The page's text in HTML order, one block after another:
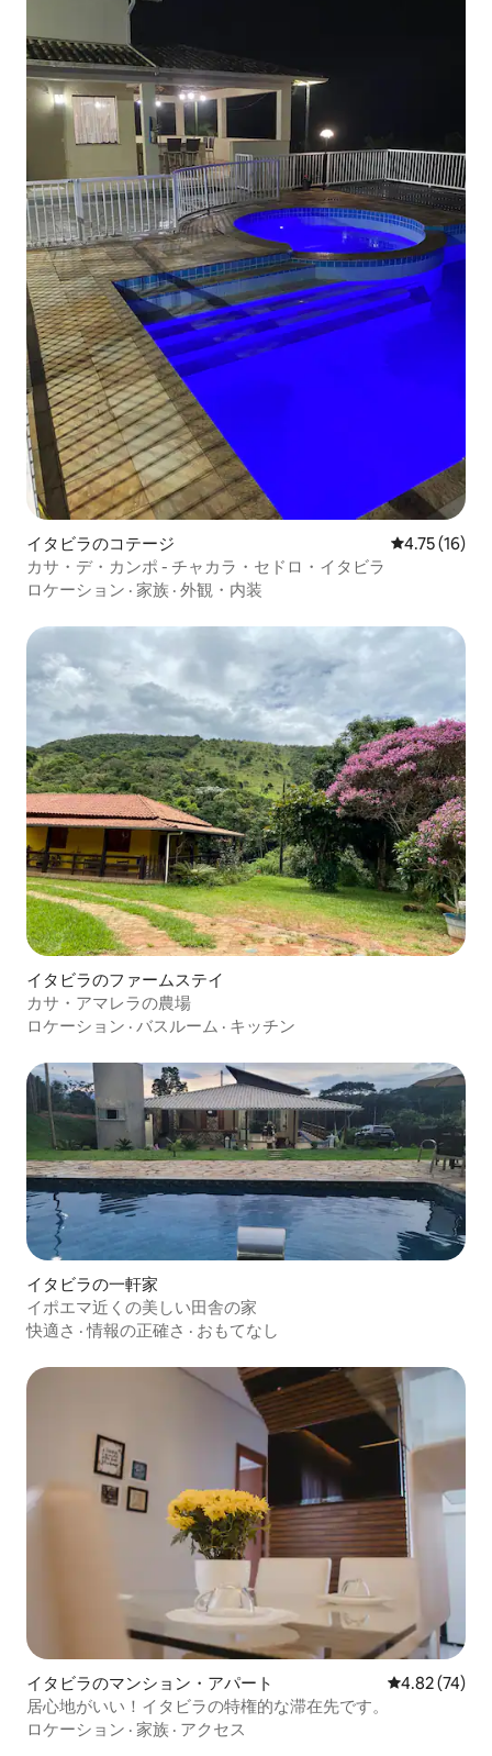
イタビラのコテージ レビュー16
4.75 (16)
カサ・デ・カンポ - チャカラ・セドロ・イタビラ
ロケーション · 家族 · 外観・内装
イタビラのファームステイ
カサ・アマレラの農場
ロケーション · バスルーム · キッチン
イタビラの一軒家
イポエマ近くの美しい田舎の家
快適さ ·情報の正確さ · おもてなし
イタビラのマンション・アパート レビュー74
4.82 (74)
居心地がいい！イタビラの特権的な滞在先です。
ロケーション · 家族 · アクセス